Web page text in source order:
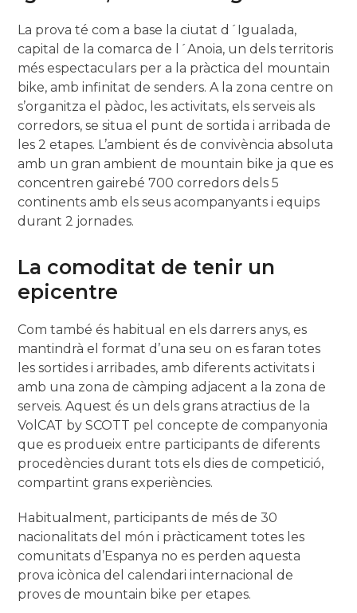
La prova té com a base la ciutat d´Igualada,
capital de la comarca de l´Anoia, un dels territoris
més espectaculars per a la pràctica del mountain
bike, amb infinitat de senders. A la zona centre on
s’organitza el pàdoc, les activitats, els serveis als
corredors, se situa el punt de sortida i arribada de
les 2 etapes. L’ambient és de convivència absoluta
amb un gran ambient de mountain bike ja que es
concentren gairebé 700 corredors dels 5
continents amb els seus acompanyants i equips
durant 2 jornades.
La comoditat de tenir un
epicentre
Com també és habitual en els darrers anys, es
mantindrà el format d’una seu on es faran totes
les sortides i arribades, amb diferents activitats i
amb una zona de càmping adjacent a la zona de
serveis. Aquest és un dels grans atractius de la
VolCAT by SCOTT pel concepte de companyonia
que es produeix entre participants de diferents
procedències durant tots els dies de competició,
compartint grans experiències.
Habitualment, participants de més de 30
nacionalitats del món i pràcticament totes les
comunitats d’Espanya no es perden aquesta
prova icònica del calendari internacional de
proves de mountain bike per etapes.